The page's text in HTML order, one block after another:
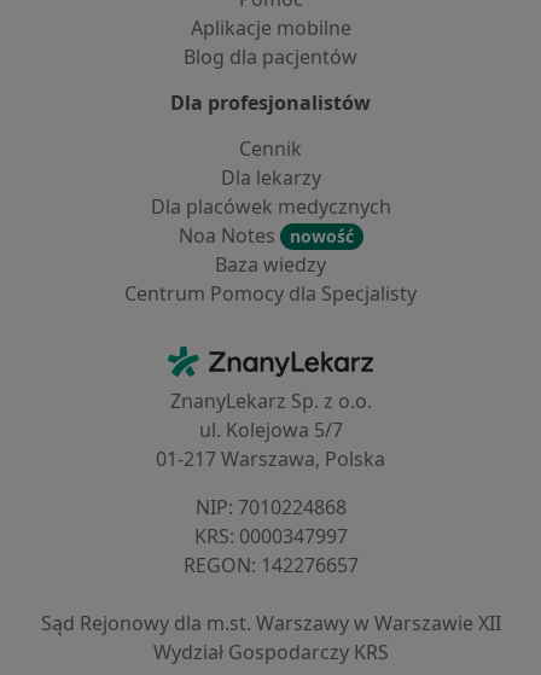
Aplikacje mobilne
Blog dla pacjentów
Dla profesjonalistów
Cennik
Dla lekarzy
Dla placówek medycznych
Noa Notes
nowość
Baza wiedzy
Centrum Pomocy dla Specjalisty
ZnanyLekarz - Strona główna
ZnanyLekarz Sp. z o.o.
ul. Kolejowa 5/7
01-217 Warszawa, Polska
NIP: ⁠7010224868
KRS: ⁠0000347997
REGON: ⁠142276657
Sąd Rejonowy dla m.st. Warszawy w Warszawie XII
Wydział Gospodarczy KRS